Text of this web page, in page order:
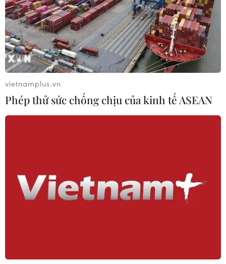
vietnamplus.vn
Phép thử sức chống chịu của kinh tế ASEAN